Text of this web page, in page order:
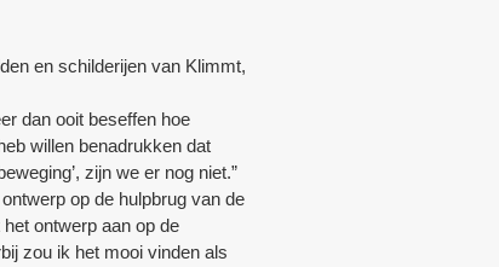
en schilderijen van Klimmt,
dan ooit beseffen hoe
willen benadrukken dat
zijn we er nog niet.”
op de hulpbrug van de
ontwerp aan op de
zou ik het mooi vinden als